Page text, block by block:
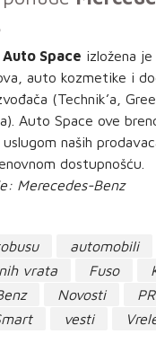
Auto Space izložena
auto kozmetike i
(Technik’a,
Auto Space ove
naših
dostupnošću.
Merecedes-Benz
automobili
vrata
Fuso
Novosti
vesti